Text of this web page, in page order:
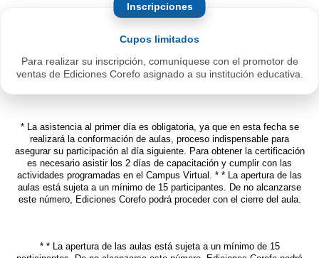
Inscripciones
Cupos limitados
Para realizar su inscripción, comuníquese con el promotor de
ventas de EdicionesCorefo asignado a su institución educativa.
* La asistencia al primer día es obligatoria, ya que en esta fecha se
realizará la conformación de aulas, proceso indispensable para
asegurar su participación al día siguiente. Para obtener la certificación
es necesario asistir los 2 días de capacitación y cumplir con las
actividades programadas en el Campus Virtual. * * La apertura de las
aulas está sujeta a un mínimo de 15 participantes. De no alcanzarse
este número, Ediciones Corefo podrá proceder con el cierre del aula.
* * La apertura de las aulas está sujeta a un mínimo de 15